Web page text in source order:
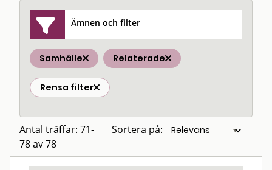
Ämnen och filter
Samhälle Relaterade
Rensa filter
Antal träffar: 71-
78 av 78
Sortera på: